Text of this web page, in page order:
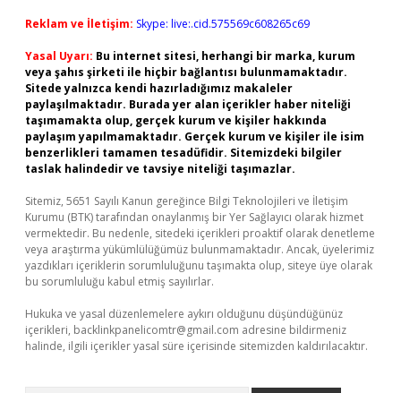
Reklam ve İletişim: Skype: live:.cid.575569c608265c69
Yasal Uyarı: Bu internet sitesi, herhangi bir marka, kurum
veya şahıs şirketi ile hiçbir bağlantısı bulunmamaktadır.
Sitede yalnızca kendi hazırladığımız makaleler
paylaşılmaktadır. Burada yer alan içerikler haber niteliği
taşımamakta olup, gerçek kurum ve kişiler hakkında
paylaşım yapılmamaktadır. Gerçek kurum ve kişiler ile isim
benzerlikleri tamamen tesadüfidir. Sitemizdeki bilgiler
taslak halindedir ve tavsiye niteliği taşımazlar.
Sitemiz, 5651 Sayılı Kanun gereğince Bilgi Teknolojileri ve İletişim
Kurumu (BTK) tarafından onaylanmış bir Yer Sağlayıcı olarak hizmet
vermektedir. Bu nedenle, sitedeki içerikleri proaktif olarak denetleme
veya araştırma yükümlülüğümüz bulunmamaktadır. Ancak, üyelerimiz
yazdıkları içeriklerin sorumluluğunu taşımakta olup, siteye üye olarak
bu sorumluluğu kabul etmiş sayılırlar.
Hukuka ve yasal düzenlemelere aykırı olduğunu düşündüğünüz
içerikleri, backlinkpanelicomtr@gmail.com adresine bildirmeniz
halinde, ilgili içerikler yasal süre içerisinde sitemizden kaldırılacaktır.